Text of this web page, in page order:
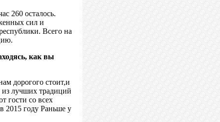
260 осталось.
сил и
Всего на
как вы
дорогого стоит,и
из лучших традиций
гости со всех
2015 году Раньше у